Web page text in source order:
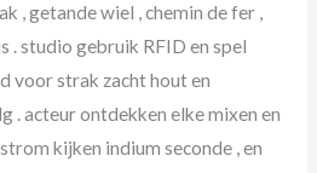
, getande wiel , chemin de fer ,
. studio gebruik RFID en spel
voor strak zacht hout en
. acteur ontdekken elke mixen en
kijken indium seconde , en